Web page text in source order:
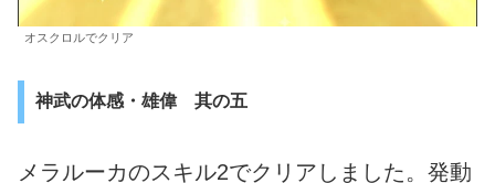
オスクロルでクリア
神武の体感・雄偉 其の五
メラルーカのスキル2でクリアしました。発動